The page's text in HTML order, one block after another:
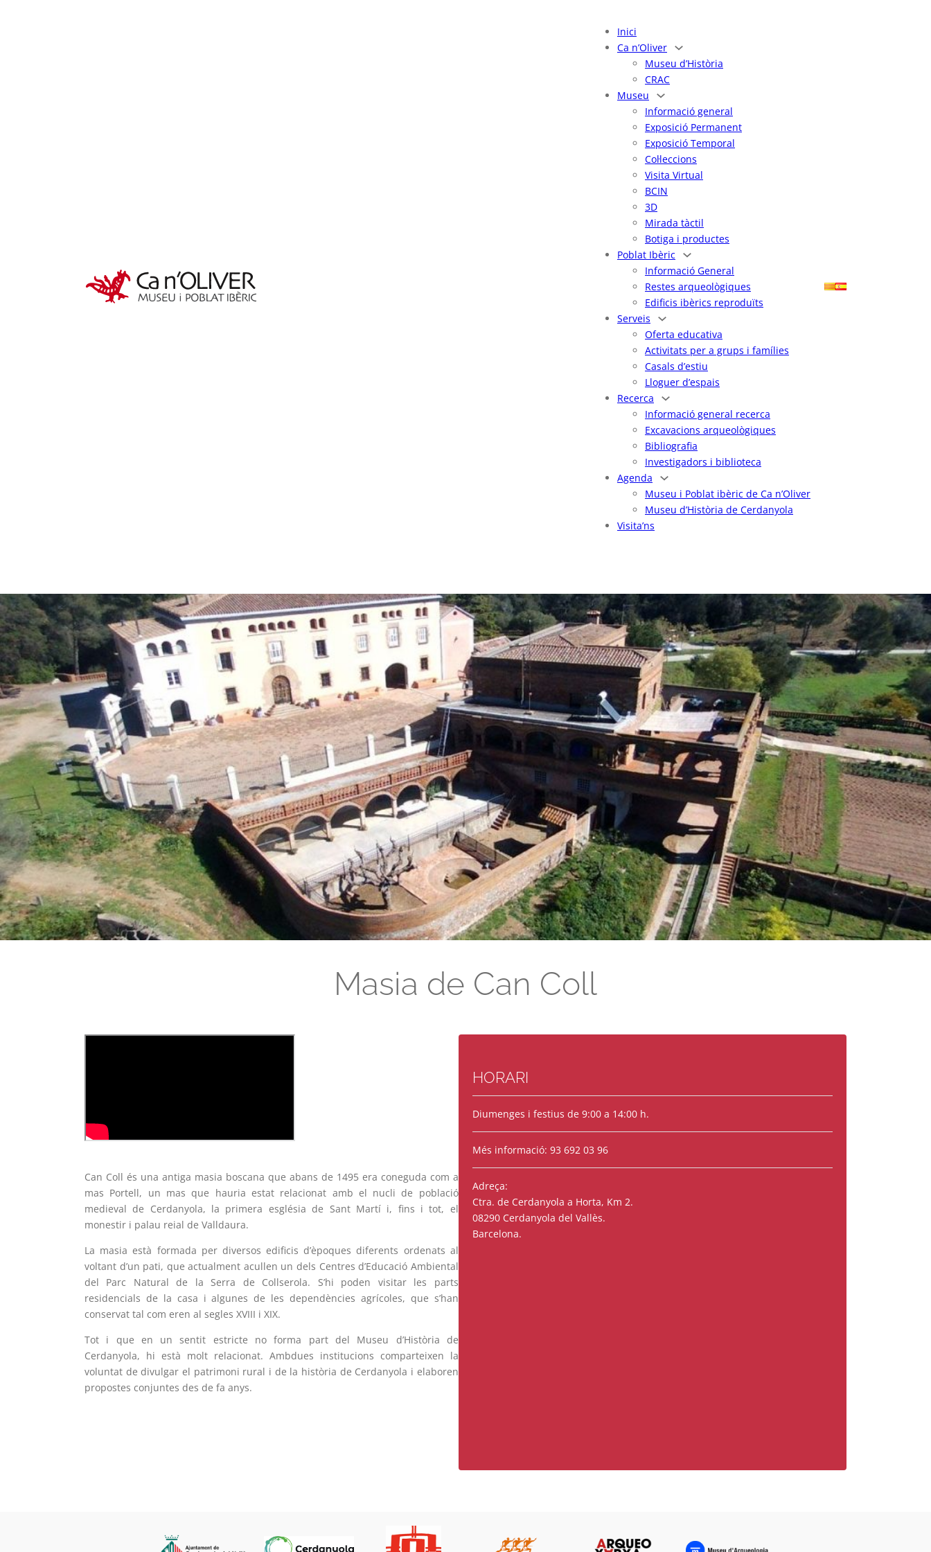
Inici
Ca n’Oliver
Museu d’Història
CRAC
Museu
Informació general
Exposició Permanent
Exposició Temporal
Col·leccions
Visita Virtual
BCIN
3D
Mirada tàctil
Botiga i productes
Poblat Ibèric
Informació General
Restes arqueològiques
Edificis ibèrics reproduïts
Serveis
Oferta educativa
Activitats per a grups i famílies
Casals d’estiu
Lloguer d’espais
Recerca
Informació general recerca
Excavacions arqueològiques
Bibliografia
Investigadors i biblioteca
Agenda
Museu i Poblat ibèric de Ca n’Oliver
Museu d’Història de Cerdanyola
Visita’ns
Masia de Can Coll
Can Coll és una antiga masia boscana que abans de 1495 era coneguda com a
mas Portell, un mas que hauria estat relacionat amb el nucli de població
medieval de Cerdanyola, la primera església de Sant Martí i, fins i tot, el
monestir i palau reial de Valldaura.
La masia està formada per diversos edificis d’èpoques diferents ordenats al
voltant d’un pati, que actualment acullen un dels Centres d’Educació Ambiental
del Parc Natural de la Serra de Collserola. S’hi poden visitar les parts
residencials de la casa i algunes de les dependències agrícoles, que s’han
conservat tal com eren al segles XVIII i XIX.
Tot i que en un sentit estricte no forma part del Museu d’Història de
Cerdanyola, hi està molt relacionat. Ambdues institucions comparteixen la
voluntat de divulgar el patrimoni rural i de la història de Cerdanyola i elaboren
propostes conjuntes des de fa anys.
HORARI
Diumenges i festius de 9:00 a 14:00 h.
Més informació: 93 692 03 96
Adreça:
Ctra. de Cerdanyola a Horta, Km 2.
08290 Cerdanyola del Vallès.
Barcelona.